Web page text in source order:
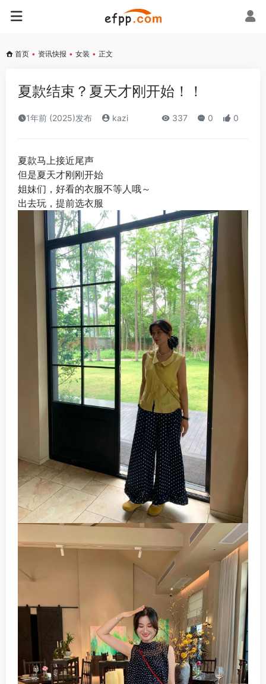
首页 • 资讯快报 • 女装 • 正文
夏款结束？夏天才刚开始！！
1年前 (2025)发布 kazi 337 0 0
夏款马上接近尾声
但是夏天才刚刚开始
姐妹们，好看的衣服不等人哦～
出去玩，提前选衣服